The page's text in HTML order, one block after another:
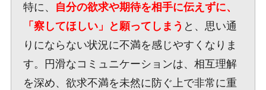
特に、
自分の欲求や期待を相手に伝えずに、
「察してほしい」と願ってしまう と、思い通
りにならない状況に不満を感じやすくなりま
す。円滑なコミュニケーションは、相互理解
を深め、欲求不満を未然に防ぐ上で非常に重